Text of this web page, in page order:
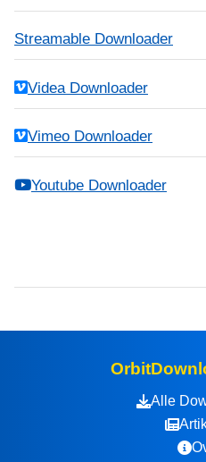
Streamable Downloader
Videa Downloader
Vimeo Downloader
Youtube Downloader
Alle